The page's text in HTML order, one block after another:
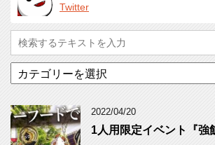
Twitter
テ
リ
ー
2022/04/20
1人用限定イベント『強